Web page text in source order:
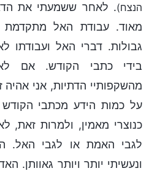
הנצח). לאחר ששמעתי את
מאוד. עבודת האל מתקדמת
גבולות. דברי האל ועבודתו
בידי כתבי הקודש. אם
מהשקפותיי הדתיות, אני
על כמות הידע מכתבי
כנוצרי מאמין, ולמרות זאת,
לגבי האמת או לגבי האל.
ונעשיתי יותר ויותר גאוותן.